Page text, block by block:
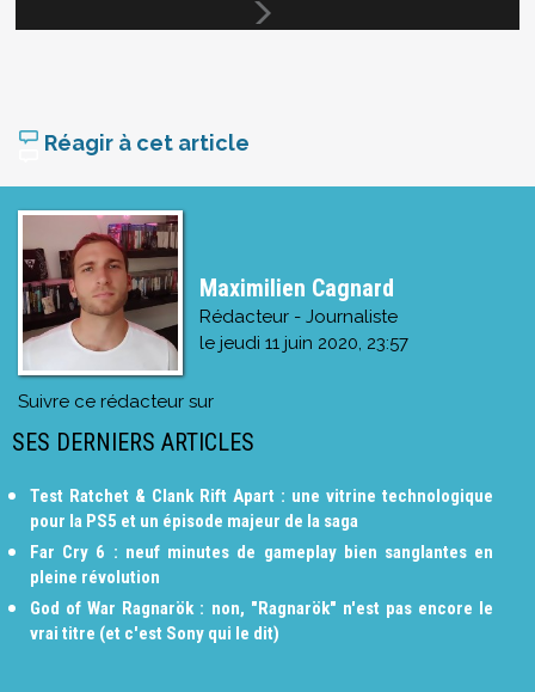
Réagir à cet article
Maximilien Cagnard
Rédacteur - Journaliste
le jeudi 11 juin 2020, 23:57
Suivre ce rédacteur sur
SES DERNIERS ARTICLES
Test Ratchet & Clank Rift Apart : une vitrine technologique
pour la PS5 et un épisode majeur de la saga
Far Cry 6 : neuf minutes de gameplay bien sanglantes en
pleine révolution
God of War Ragnarök : non, "Ragnarök" n'est pas encore le
vrai titre (et c'est Sony qui le dit)